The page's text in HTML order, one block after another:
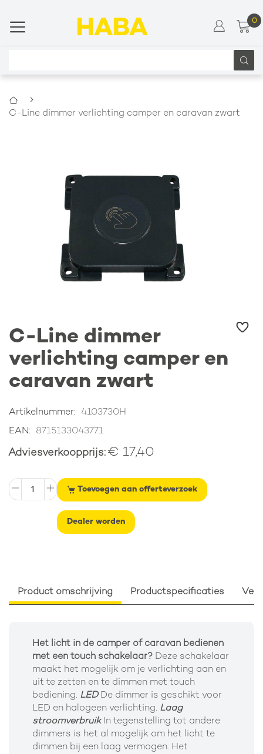
0
Home
C-Line dimmer verlichting camper en caravan zwart
naar
begin
gallerij
C-Line dimmer
verlichting camper en
caravan zwart
Artikelnummer
4103730H
EAN
8715133043771
Adviesverkoopprijs € 17,40
Toevoegen aan offerteverzoek
Dealer worden
Product omschrijving Productspecificaties
Het licht in de camper of caravan bedienen
met een touch schakelaar? Deze schakelaar
maakt het mogelijk om je verlichting aan en
uit te zetten en te dimmen met touch
bediening. LED De dimmer is geschikt voor
LED en halogeen verlichting. Laag
stroomverbruik In tegenstelling tot andere
dimmers is het al mogelijk om het licht te
dimmen bij een laag vermogen. Het